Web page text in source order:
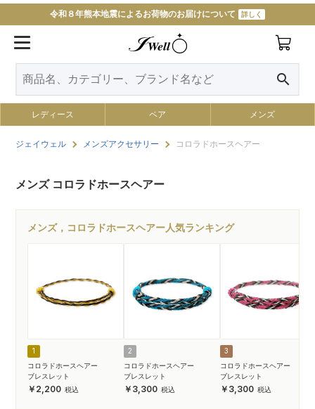
令和８年熊本地震によるお荷物のお届けについて 詳しく
search
レディース ペア メンズ
ジェイウェル メンズアクセサリー コロラドホースヘアー
メンズ コロラドホースヘアー
メンズ，コロラドホースヘアー人気ランキング
1
コロラドホースヘアー
ブレスレット
2,200
2
コロラドホースヘアー
ブレスレット
3,300
3
コロラドホースヘアー
ブレスレット
3,300